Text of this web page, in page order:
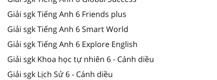
Giải sgk Tiếng Anh 6 Friends plus
Giải sgk Tiếng Anh 6 Smart World
Giải sgk Tiếng Anh 6 Explore English
Giải sgk Khoa học tự nhiên 6 - Cánh diều
Giải sgk Lịch Sử 6 - Cánh diều